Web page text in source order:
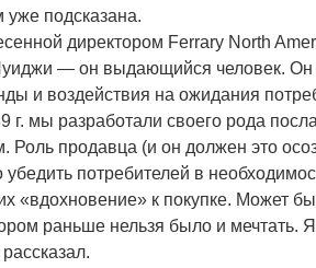
уже подсказана.
директором Ferrary North
— он выдающийся человек. Он
и воздействия на ожидания
г. мы разработали своего рода
Роль продавца (и он должен это
потребителей в
«вдохновение» к покупке. Может
раньше нельзя было и мечтать.